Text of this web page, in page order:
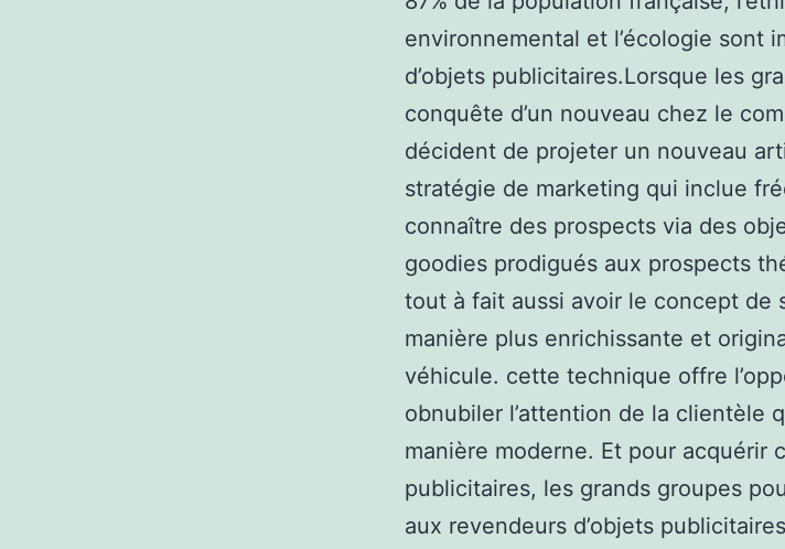
environnemental et l’écologie sont
d’objets publicitaires.Lorsque les
conquête d’un nouveau chez le
décident de projeter un nouveau
stratégie de marketing qui inclue
connaître des prospects via des
goodies prodigués aux prospects
tout à fait aussi avoir le concept de
manière plus enrichissante et
véhicule. cette technique offre
obnubiler l’attention de la clientèle
manière moderne. Et pour acquérir
publicitaires, les grands groupes
aux revendeurs d’objets